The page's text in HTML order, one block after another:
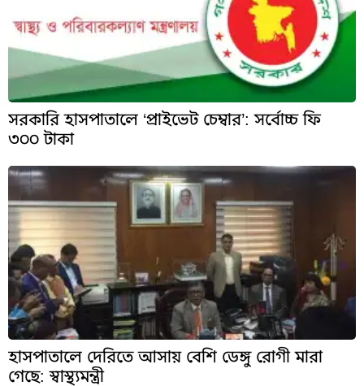
সরকারি হাসপাতালে ‘প্রাইভেট চেম্বার’: সর্বোচ্চ ফি
৩০০ টাকা
হাসপাতালে দেরিতে আসায় বেশি ডেঙ্গু রোগী মারা
গেছে: স্বাস্থ্যমন্ত্রী